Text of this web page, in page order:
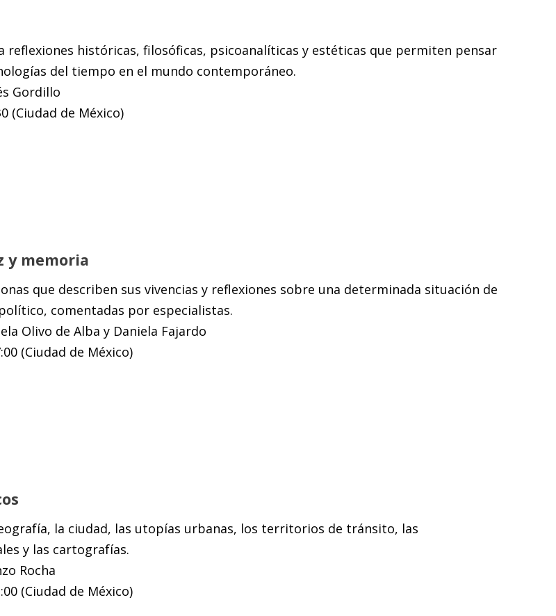
reflexiones históricas, filosóficas, psicoanalíticas y estéticas que permiten pensar
del tiempo en el mundo contemporáneo.
Gordillo
(Ciudad de México)
y memoria
que describen sus vivencias y reflexiones sobre una determinada situación de
comentadas por especialistas.
Olivo de Alba y Daniela Fajardo
(Ciudad de México)
la ciudad, las utopías urbanas, los territorios de tránsito, las
y las cartografías.
Rocha
(Ciudad de México)